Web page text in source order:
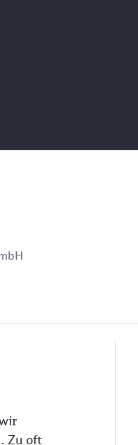
Zu oft